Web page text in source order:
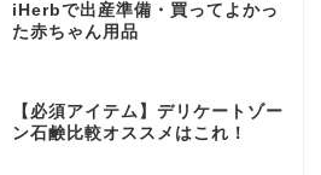
iHerbで出産準備・買ってよかっ
た赤ちゃん用品
【必須アイテム】デリケートゾー
ン石鹸比較オススメはこれ！